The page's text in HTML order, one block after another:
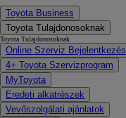
Toyota Business
Toyota Tulajdonosoknak
Toyota Tulajdonosoknak
Online Szerviz Bejelentkezés
4+ Toyota Szervizprogram
MyToyota
Eredeti alkatrészek
Vevőszolgálati ajánlatok